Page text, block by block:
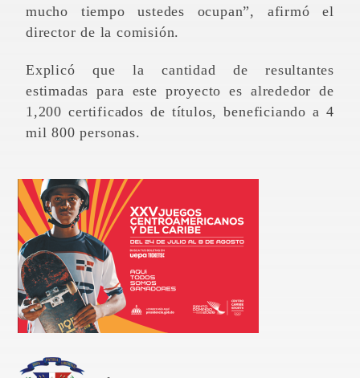
mucho tiempo ustedes ocupan”, afirmó el
director de la comisión.
Explicó que la cantidad de resultantes
estimadas para este proyecto es alrededor de
1,200 certificados de títulos, beneficiando a 4
mil 800 personas.